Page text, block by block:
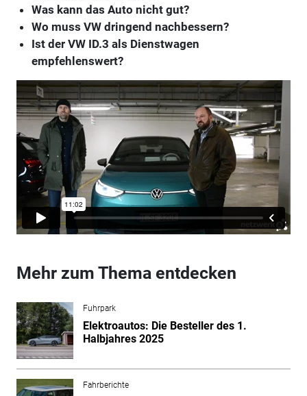
Was kann das Auto nicht gut?
Wo muss VW dringend nachbessern?
Ist der VW ID.3 als Dienstwagen
empfehlenswert?
Mehr zum Thema entdecken
Fuhrpark
Elektroautos: Die Besteller des 1.
Halbjahres 2025
Fahrberichte